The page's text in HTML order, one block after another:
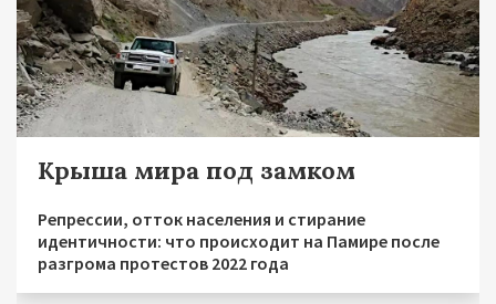
Крыша мира под замком
Репрессии, отток населения и стирание
идентичности: что происходит на Памире после
разгрома протестов 2022 года